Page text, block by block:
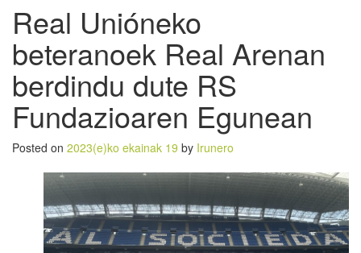
Real Unióneko
beteranoek Real Arenan
berdindu dute RS
Fundazioaren Egunean
Posted on 2023(e)ko ekainak 19 by Irunero